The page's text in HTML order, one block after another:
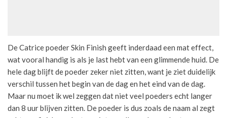
De Catrice poeder Skin Finish geeft inderdaad een mat effect,
wat vooral handig is als je last hebt van een glimmende huid. De
hele dag blijft de poeder zeker niet zitten, want je ziet duidelijk
verschil tussen het begin van de dag en het eind van de dag.
Maar nu moet ik wel zeggen dat niet veel poeders echt langer
dan 8 uur blijven zitten. De poeder is dus zoals de naam al zegt